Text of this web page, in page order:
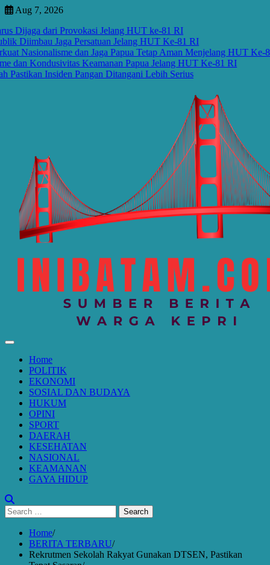
Skip
content
Aug 7, 2026
dari Provokasi Jelang HUT ke-81 RI
Jaga Persatuan Jelang HUT Ke-81 RI
dan Jaga Papua Tetap Aman Menjelang HUT Ke-81 RI
Keamanan Papua Jelang HUT Ke-81 RI
Insiden Pangan Ditangani Lebih Serius
Home
POLITIK
EKONOMI
SOSIAL DAN BUDAYA
HUKUM
OPINI
SPORT
DAERAH
KESEHATAN
NASIONAL
KEAMANAN
GAYA HIDUP
Search
for:
Home
BERITA TERBARU
Rekrutmen Sekolah Rakyat Gunakan DTSEN, Pastikan